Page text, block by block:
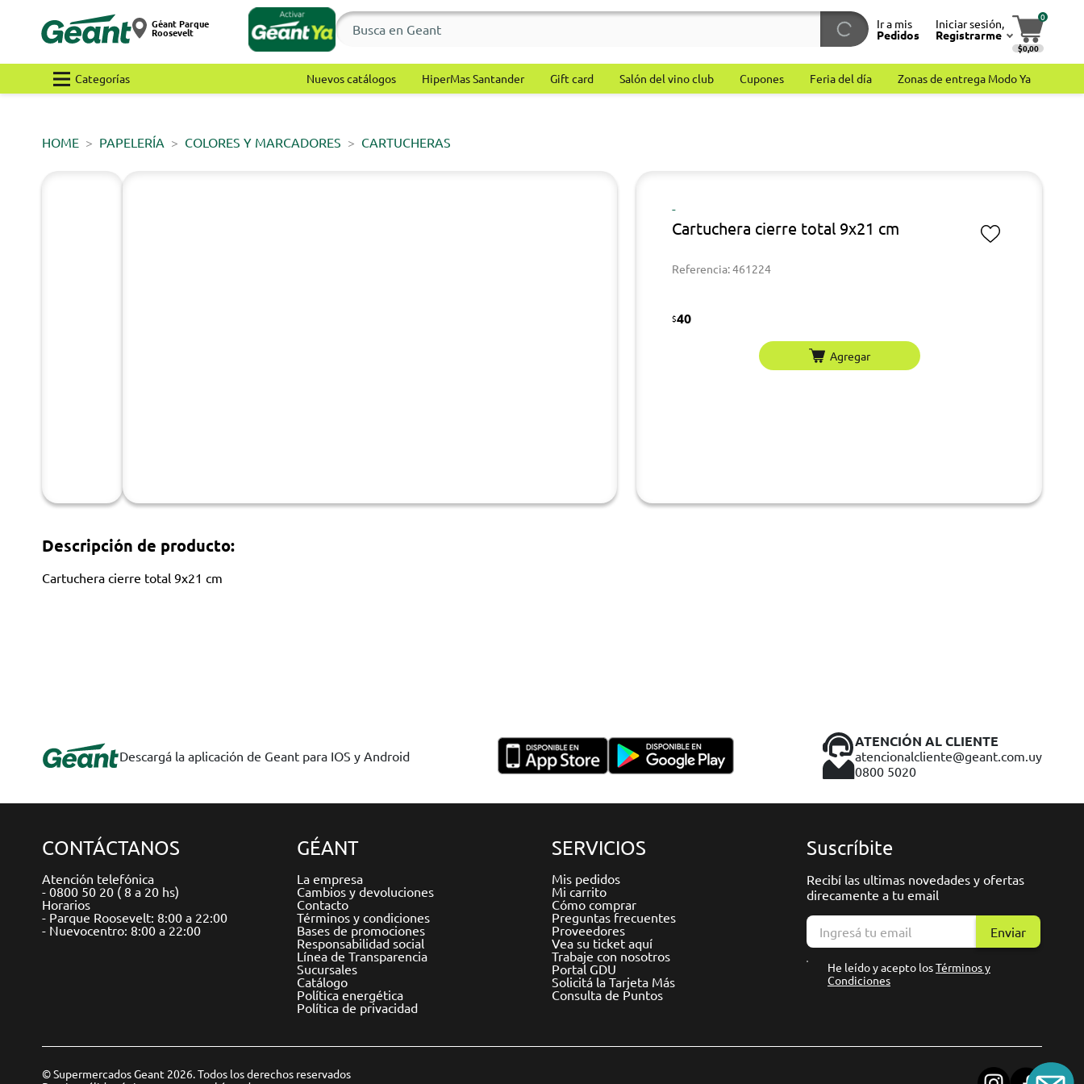
Géant Parque
Roosevelt
Ir a mis
Pedidos
Iniciar sesión,
Registrarme
0
$0,00
Categorías Nuevos catálogos HiperMas Santander Gift card Salón del vino club Cupones Feria del día Zonas de entrega Modo Ya
HOME PAPELERÍA COLORES Y MARCADORES CARTUCHERAS
-
Cartuchera cierre total 9x21 cm
Referencia: 461224
$40
Agregar
Descripción de producto:
Cartuchera cierre total 9x21 cm
Descargá la aplicación de Geant para IOS y Android
ATENCIÓN AL CLIENTE
atencionalcliente@geant.com.uy
0800 5020
CONTÁCTANOS
Atención telefónica
- 0800 50 20 ( 8 a 20 hs)
Horarios
- Parque Roosevelt: 8:00 a 22:00
- Nuevocentro: 8:00 a 22:00
GÉANT
La empresa
Cambios y devoluciones
Contacto
Términos y condiciones
Bases de promociones
Responsabilidad social
Línea de Transparencia
Sucursales
Catálogo
Política energética
Política de privacidad
SERVICIOS
Mis pedidos
Mi carrito
Cómo comprar
Preguntas frecuentes
Proveedores
Vea su ticket aquí
Trabaje con nosotros
Portal GDU
Solicitá la Tarjeta Más
Consulta de Puntos
Suscríbite
Recibí las ultimas novedades y ofertas
direcamente a tu email
Enviar
He leído y acepto losTérminos y
Condiciones
© Supermercados Geant 2026. Todos los derechos reservados